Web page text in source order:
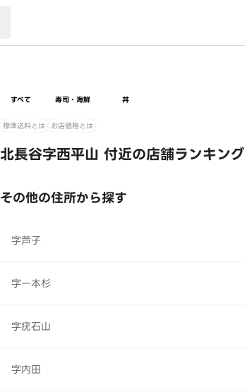
すべて 寿司・海鮮 丼
標準送料とは お店価格とは
北長谷字西平山 付近の店舗ランキング
その他の住所から探す
字芦子
字一本杉
字疣石山
字内田